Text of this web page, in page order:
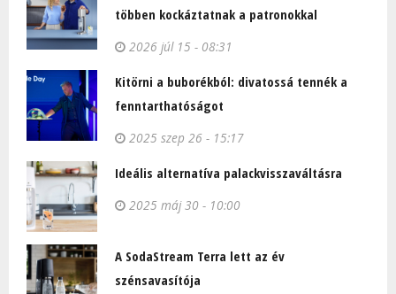
többen kockáztatnak a patronokkal
2026 júl 15 - 08:31
Kitörni a buborékból: divatossá tennék a
fenntarthatóságot
2025 szep 26 - 15:17
Ideális alternatíva palackvisszaváltásra
2025 máj 30 - 10:00
A SodaStream Terra lett az év
szénsavasítója